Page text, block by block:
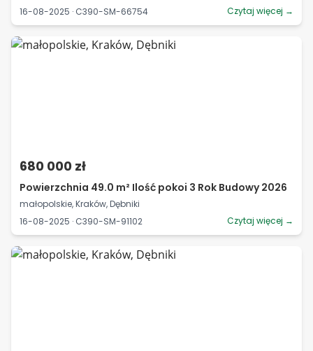
16-08-2025 · C390-SM-66754
Czytaj więcej →
680 000 zł
Powierzchnia 49.0 m² Ilość pokoi 3 Rok Budowy 2026
małopolskie, Kraków, Dębniki
16-08-2025 · C390-SM-91102
Czytaj więcej →